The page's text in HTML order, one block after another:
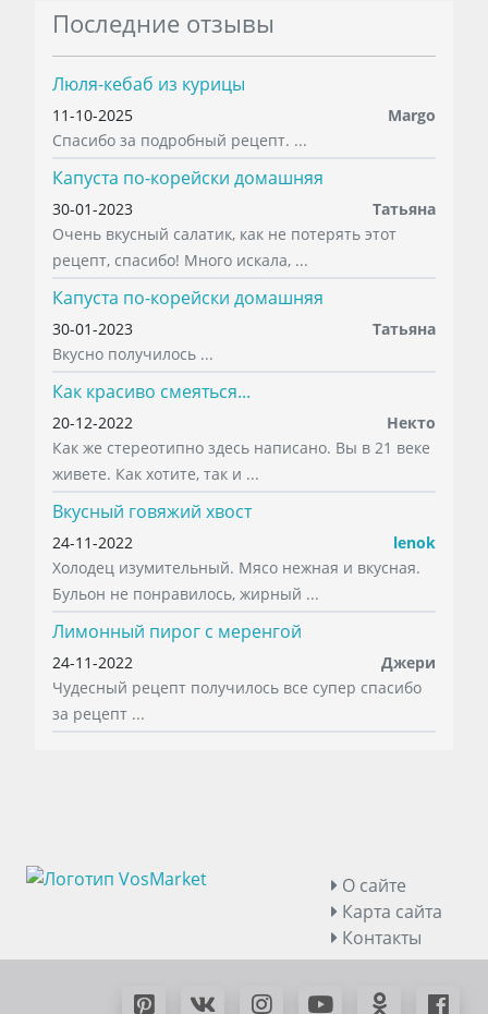
Последние отзывы
Люля-кебаб из курицы
11-10-2025
Margo
Спасибо за подробный рецепт. ...
Капуста по-корейски домашняя
30-01-2023
Татьяна
Очень вкусный салатик, как не потерять этот
рецепт, спасибо! Много искала, ...
Капуста по-корейски домашняя
30-01-2023
Татьяна
Вкусно получилось ...
Как красиво смеяться...
20-12-2022
Некто
Как же стереотипно здесь написано. Вы в 21 веке
живете. Как хотите, так и ...
Вкусный говяжий хвост
24-11-2022
lenok
Холодец изумительный. Мясо нежная и вкусная.
Бульон не понравилось, жирный ...
Лимонный пирог с меренгой
24-11-2022
Джери
Чудесный рецепт получилось все супер спасибо
за рецепт ...
О сайте
Карта сайта
Контакты